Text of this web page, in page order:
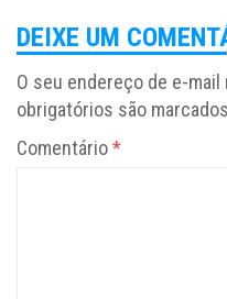
DEIXE UM
O seu endereço de e-
obrigatórios são
Comentário*